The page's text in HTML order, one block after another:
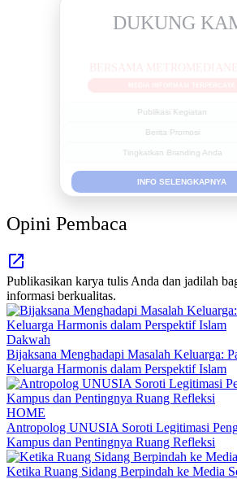
DUKUNG
Publikasi Kegiatan
Berita Promosi
Tingkatkan Branding Anda
INFO SELENGKAPNYA
Opini Pembaca
Publikasikan karya tulis Anda dan jadilah
informasi berkualitas.
Dakwah
Bijaksana Menghadapi Masalah Keluarga:
Keluarga Harmonis dalam Perspektif Islam
HOME
Antropolog UNUSIA Soroti Legitimasi
Kampus dan Pentingnya Ruang Refleksi
Ketika Ruang Sidang Berpindah ke Media